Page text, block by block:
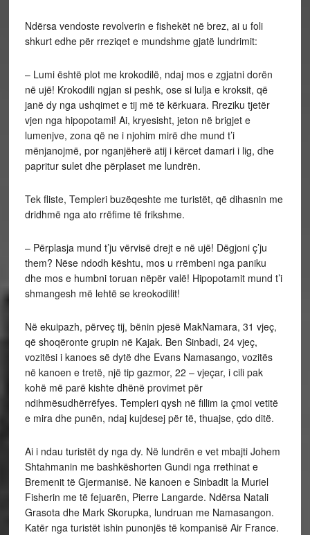
Ndërsa vendoste revolverin e fishekët në brez, ai u foli
shkurt edhe për rreziqet e mundshme gjatë lundrimit:
– Lumi është plot me krokodilë, ndaj mos e zgjatni dorën
në ujë! Krokodili ngjan si peshk, ose si lulja e kroksit, që
janë dy nga ushqimet e tij më të kërkuara. Rreziku tjetër
vjen nga hipopotami! Ai, kryesisht, jeton në brigjet e
lumenjve, zona që ne i njohim mirë dhe mund t’i
mënjanojmë, por nganjëherë atij i kërcet damari i lig, dhe
papritur sulet dhe përplaset me lundrën.
Tek fliste, Templeri buzëqeshte me turistët, që dihasnin me
dridhmë nga ato rrëfime të frikshme.
– Përplasja mund t’ju vërvisë drejt e në ujë! Dëgjoni ç’ju
them? Nëse ndodh kështu, mos u rrëmbeni nga paniku
dhe mos e humbni toruan nëpër valë! Hipopotamit mund t’i
shmangesh më lehtë se kreokodilit!
Në ekuipazh, përveç tij, bënin pjesë MakNamara, 31 vjeç,
që shoqëronte grupin në Kajak. Ben Sinbadi, 24 vjeç,
vozitësi i kanoes së dytë dhe Evans Namasango, vozitës
në kanoen e tretë, një tip gazmor, 22 – vjeçar, i cili pak
kohë më parë kishte dhënë provimet për
ndihmësudhërrëfyes. Templeri qysh në fillim ia çmoi vetitë
e mira dhe punën, ndaj kujdesej për të, thuajse, çdo ditë.
Ai i ndau turistët dy nga dy. Në lundrën e vet mbajti Johem
Shtahmanin me bashkëshorten Gundi nga rrethinat e
Bremenit të Gjermanisë. Në kanoen e Sinbadit la Muriel
Fisherin me të fejuarën, Pierre Langarde. Ndërsa Natali
Grasota dhe Mark Skorupka, lundruan me Namasangon.
Katër nga turistët ishin punonjës të kompanisë Air France.